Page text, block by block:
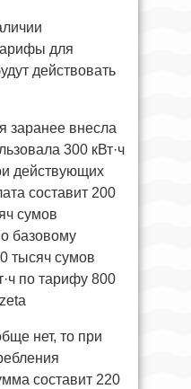
для
действовать
заранее внесла
300 кВт·ч
действующих
составит 200
сумов
базовому
тысяч сумов
по тарифу 800
нет, то при
составит 220